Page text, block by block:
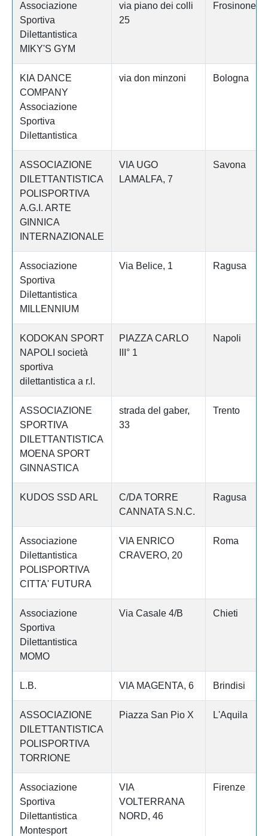
Associazione
Sportiva
Dilettantistica
MIKY'S GYM
via piano dei colli
25
Frosinone
KIA DANCE
COMPANY
Associazione
Sportiva
Dilettantistica
via don minzoni Bologna
ASSOCIAZIONE
DILETTANTISTICA
POLISPORTIVA
A.G.I. ARTE
GINNICA
INTERNAZIONALE
VIA UGO
LAMALFA, 7
Savona
Associazione
Sportiva
Dilettantistica
MILLENNIUM
Via Belice, 1 Ragusa
KODOKAN SPORT
NAPOLI società
sportiva
dilettantistica a r.l.
PIAZZA CARLO
III° 1
Napoli
ASSOCIAZIONE
SPORTIVA
DILETTANTISTICA
MOENA SPORT
GINNASTICA
strada del gaber,
33
Trento
KUDOS SSD ARL
C/DA TORRE
CANNATA S.N.C.
Ragusa
Associazione
Dilettantistica
POLISPORTIVA
CITTA' FUTURA
VIA ENRICO
CRAVERO, 20
Roma
Associazione
Sportiva
Dilettantistica
MOMO
Via Casale 4/B Chieti
L.B. VIA MAGENTA, 6 Brindisi
ASSOCIAZIONE
DILETTANTISTICA
POLISPORTIVA
TORRIONE
Piazza San Pio X L'Aquila
Associazione
Sportiva
Dilettantistica
Montesport
VIA
VOLTERRANA
NORD, 46
Firenze